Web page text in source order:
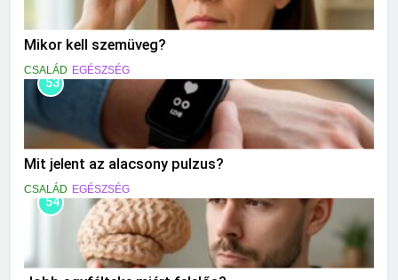
Mikor kell szemüveg?
CSALÁD EGÉSZSÉG
53
Mit jelent az alacsony pulzus?
CSALÁD EGÉSZSÉG
54